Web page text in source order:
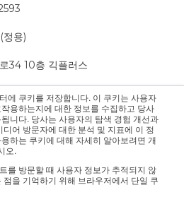
에 쿠키를 저장합니다. 이 쿠키는 사용자
용하는지에 대한 정보를 수집하고 당사
니다. 당사는 사용자의 탐색 경험 개선과
어 방문자에 대한 분석 및 지표에 이 정
하는 쿠키에 대해 자세히 알아보려면 개
오.
를 방문할 때 사용자 정보가 추적되지 않
을 기억하기 위해 브라우저에서 단일 쿠
용)
34 10층 긱플러스
주십시오.:sales@geekplus.com. 홍
락 바랍니다.:pr@geekplus.com
Technology Co., Ltd. All rights